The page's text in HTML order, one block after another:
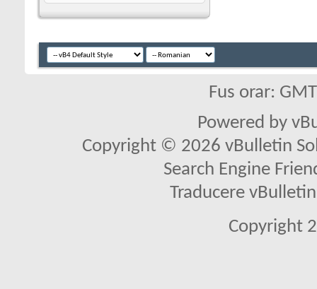
Fus orar:
Powered by
Copyright © 2026 vBulletin
Search Engine
Traducere
Copyright